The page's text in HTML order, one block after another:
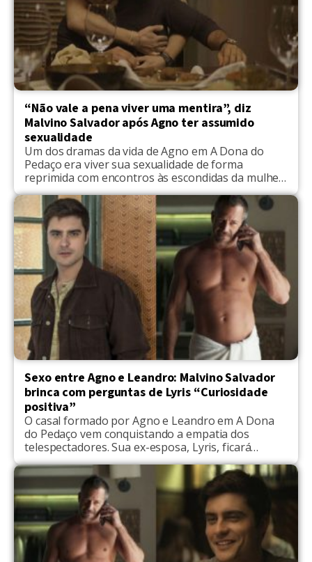
“Não vale a pena viver uma mentira”, diz
Malvino Salvador após Agno ter assumido
sexualidade
Um dos dramas da vida de Agno em A Dona do
Pedaço era viver sua sexualidade de forma
reprimida com encontros às escondidas da mulher
Lyris, o que de fato acontece com muitos homens.
Levar uma vida dupla para alguns é pura emoção,
mas para outros é uma grande frustração. Nos
últimos capítulos da novela, […]
Sexo entre Agno e Leandro: Malvino Salvador
brinca com perguntas de Lyris “Curiosidade
positiva”
O casal formado por Agno e Leandro em A Dona
do Pedaço vem conquistando a empatia dos
telespectadores. Sua ex-esposa, Lyris, ficará
curiosa sobre as preferências dos rapazes na
cama. Ao Observatório G, durante um evento da
Nestlé envolvendo esporte, cultura e gastronomia,
Malvino Salvador falou sobre os questionamentos
que a personagem de Débora Evelyn […]